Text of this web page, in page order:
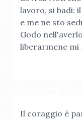
lavoro, si badi:
e me ne sto
Godo
liberarmene mi
Il coraggio è